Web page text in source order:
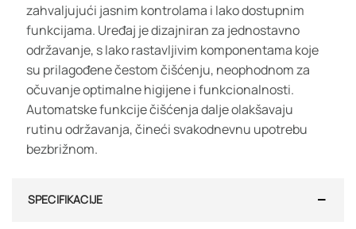
zahvaljujući jasnim kontrolama i lako dostupnim
funkcijama. Uređaj je dizajniran za jednostavno
održavanje, s lako rastavljivim komponentama koje
su prilagođene čestom čišćenju, neophodnom za
očuvanje optimalne higijene i funkcionalnosti.
Automatske funkcije čišćenja dalje olakšavaju
rutinu održavanja, čineći svakodnevnu upotrebu
bezbrižnom.
SPECIFIKACIJE